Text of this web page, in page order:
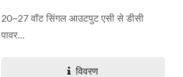
20~27 वॉट सिंगल आउटपुट एसी से डीसी
पावर...
विवरण